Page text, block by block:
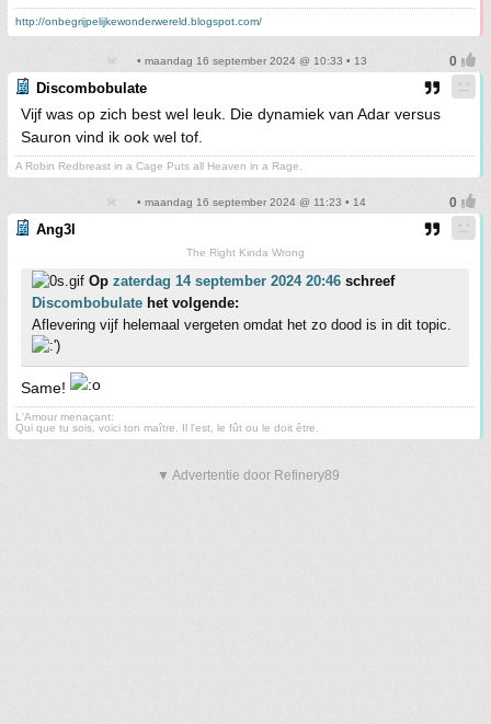
http://onbegrijpelijkewonderwereld.blogspot.com/
• maandag 16 september 2024 @ 10:33 • 13
Discombobulate
Vijf was op zich best wel leuk. Die dynamiek van Adar versus
Sauron vind ik ook wel tof.
A Robin Redbreast in a Cage Puts all Heaven in a Rage.
• maandag 16 september 2024 @ 11:23 • 14
Ang3l
The Right Kinda Wrong
Op zaterdag 14 september 2024 20:46 schreef
Discombobulate het volgende:
Aflevering vijf helemaal vergeten omdat het zo dood is in dit topic.
Same!
L'Amour menaçant:
Qui que tu sois, voici ton maître. Il l'est, le fût ou le doit être.
▼ Advertentie door Refinery89